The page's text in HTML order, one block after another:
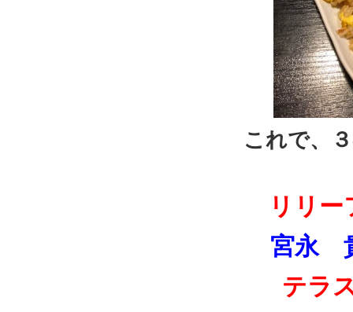
これで、
リリ
宮永
テラ